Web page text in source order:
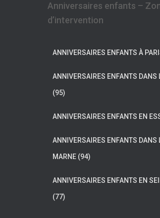
Anniversaires enfants –
d’intervention
ANNIVERSAIRES ENFANTS À
ANNIVERSAIRES ENFANTS DANS
(95)
ANNIVERSAIRES ENFANTS EN
ANNIVERSAIRES ENFANTS DANS
MARNE (94)
ANNIVERSAIRES ENFANTS EN
(77)